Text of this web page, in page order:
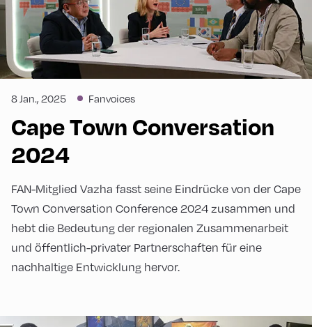
8 Jan., 2025 Fanvoices
Cape Town Conversation
2024
FAN-Mitglied Vazha fasst seine Eindrücke von der Cape
Town Conversation Conference 2024 zusammen und
hebt die Bedeutung der regionalen Zusammenarbeit
und öffentlich-privater Partnerschaften für eine
nachhaltige Entwicklung hervor.